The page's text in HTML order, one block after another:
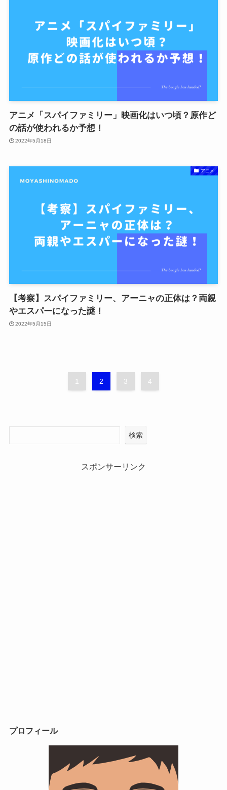
アニメ「スパイファミリー」映画化はいつ頃？原作ど
の話が使われるか予想！
2022年5月18日
アニメ
【考察】スパイファミリー、アーニャの正体は？両親
やエスパーになった謎！
2022年5月15日
1 2 3 4
検索
スポンサーリンク
プロフィール